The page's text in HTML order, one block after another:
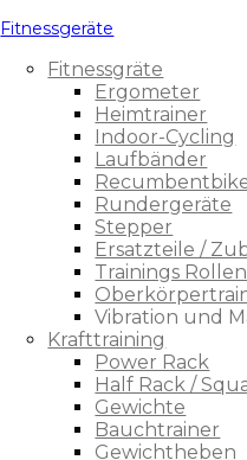
Fitnessgeräte
Fitnessgräte
Ergometer
Heimtrainer
Indoor-Cycling
Laufbänder
Rundergeräte
Stepper
Ersatzteile /
Trainings Rollen
Vibration und
Krafttraining
Power Rack
Half Rack /
Gewichte
Bauchtrainer
Gewichtheben